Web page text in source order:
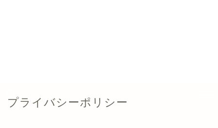
プライバシーポリシー